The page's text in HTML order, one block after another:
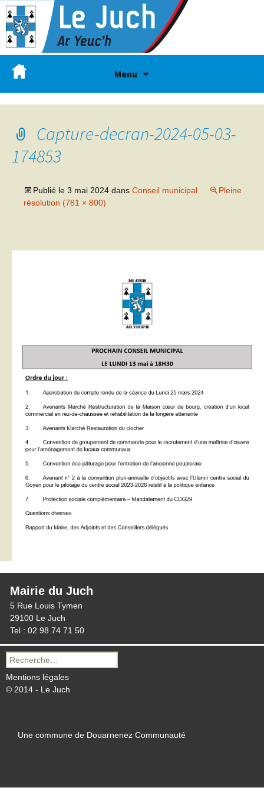
Menu
Capture-decran-2024-05-03-
174853
Publié le 3 mai 2024 dans Conseil municipal
Pleine
résolution (781 × 800)
Mairie du Juch
5 Rue Louis Tymen
29100 Le Juch
Tel : 02 98 74 71 50
Recherche
pour :
Mentions légales
© 2014 - Le Juch
Une commune de Douarnenez Communauté